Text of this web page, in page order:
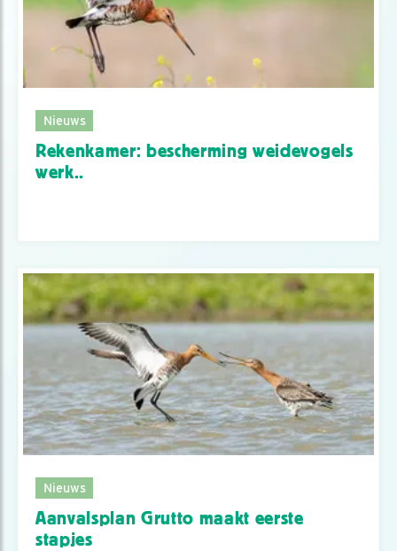
Nieuws
Rekenkamer: bescherming weidevogels
werk..
Nieuws
Aanvalsplan Grutto maakt eerste
stapjes